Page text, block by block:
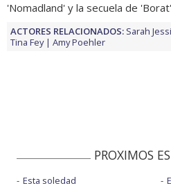
'Nomadland' y la secuela de
ACTORES RELACIONADOS: Sarah
Tina Fey
Amy Poehler
PROXIMOS
Esta soledad